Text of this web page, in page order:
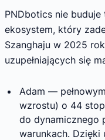
PNDbotics nie
ekosystem, który
Szanghaju w 2025
uzupełniających się
Adam —
wzrostu) o 44
do dynamicznego
warunkach. Dzięki